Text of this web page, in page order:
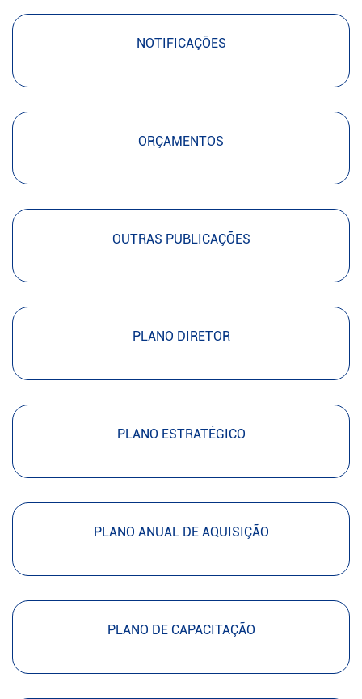
NOTIFICAÇÕES
ORÇAMENTOS
OUTRAS PUBLICAÇÕES
PLANO DIRETOR
PLANO ESTRATÉGICO
PLANO ANUAL DE AQUISIÇÃO
PLANO DE CAPACITAÇÃO